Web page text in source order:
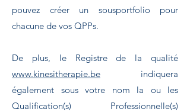
pouvez créer un sousportfolio pour
chacune de vos QPPs.
De plus, le Registre de la qualité
www.kinesitherapie.be indiquera
également sous votre nom la ou les
Qualification(s) Professionnelle(s)